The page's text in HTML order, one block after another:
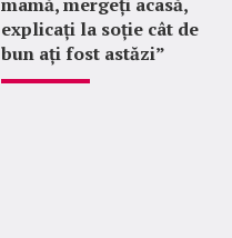
explicați la soție cât de
bun ați fost astăzi”